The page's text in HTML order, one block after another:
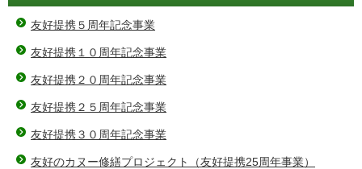
友好提携５周年記念事業
友好提携１０周年記念事業
友好提携２０周年記念事業
友好提携２５周年記念事業
友好提携３０周年記念事業
友好のカヌー修繕プロジェクト（友好提携25周年事業）